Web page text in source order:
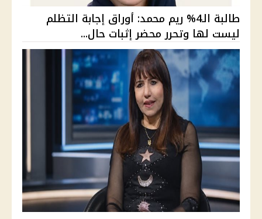
طالبة الـ4% ريم محمد: أوراق إجابة التظلم
ليست لها وتحرر محضر إثبات حال...